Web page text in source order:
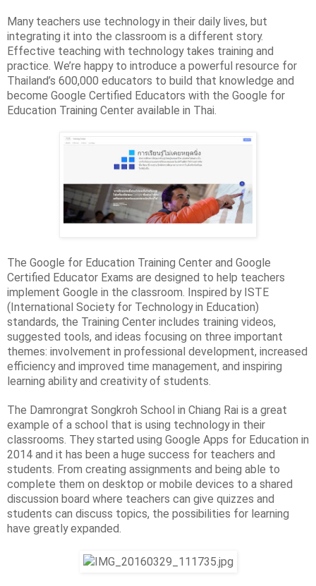
Many teachers use technology in their daily lives, but
integrating it into the classroom is a different story.
Effective teaching with technology takes training and
practice. We’re happy to introduce a powerful resource for
Thailand’s 600,000 educators to build that knowledge and
become Google Certified Educators with the Google for
Education Training Center available in Thai.
The Google for Education Training Center and Google
Certified Educator Exams are designed to help teachers
implement Google in the classroom. Inspired by ISTE
(International Society for Technology in Education)
standards, the Training Center includes training videos,
suggested tools, and ideas focusing on three important
themes: involvement in professional development, increased
efficiency and improved time management, and inspiring
learning ability and creativity of students.
The Damrongrat Songkroh School in Chiang Rai is a great
example of a school that is using technology in their
classrooms. They started using Google Apps for Education in
2014 and it has been a huge success for teachers and
students. From creating assignments and being able to
complete them on desktop or mobile devices to a shared
discussion board where teachers can give quizzes and
students can discuss topics, the possibilities for learning
have greatly expanded.